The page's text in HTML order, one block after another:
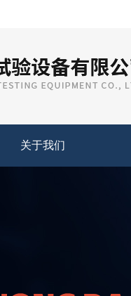
关于我们